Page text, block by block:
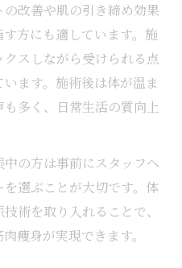
めるなら注目技術
痩身で注目の最新技術
の選択ポイントを伝授
が叶えるスピード痩身
痩身プランの立て方
痩身の効果比較と実感
改善や肌の引き締め効果
方にも適しています。施
スしながら受けられる点
ます。施術後は体が温ま
多く、日常生活の質向上
の方は事前にスタッフへ
選ぶことが大切です。体
術を取り入れることで、
痩身が実現できます。